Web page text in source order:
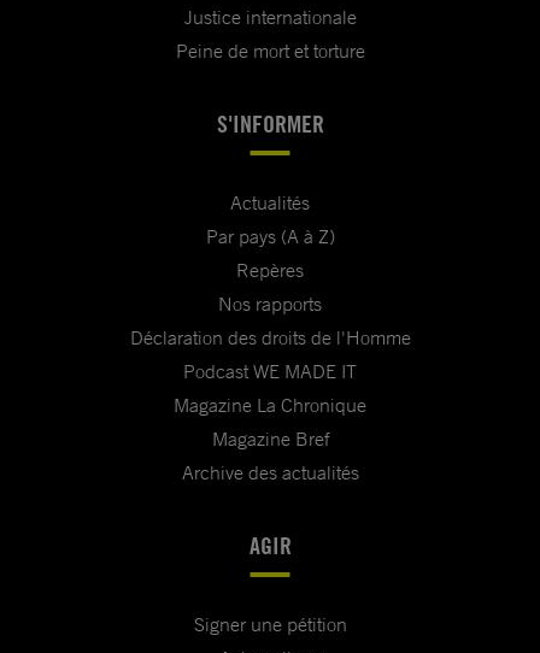
Justice internationale
Peine de mort et torture
S'INFORMER
Actualités
Par pays (A à Z)
Repères
Nos rapports
Déclaration des droits de l'Homme
Podcast WE MADE IT
Magazine La Chronique
Magazine Bref
Archive des actualités
AGIR
Signer une pétition